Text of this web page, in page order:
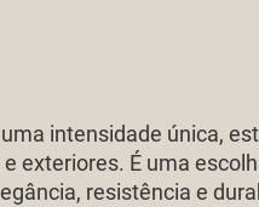
intensidade única,
exteriores. É uma
resistência e